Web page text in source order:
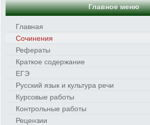
Главное меню
Главная
Сочинения
Рефераты
Краткое содержание
ЕГЭ
Русский язык и культура речи
Курсовые работы
Контрольные работы
Рецензии